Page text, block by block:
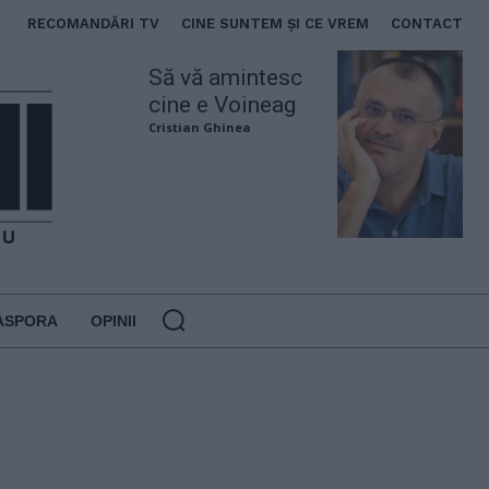
RECOMANDĂRI TV CINE SUNTEM ȘI CE VREM CONTACT
Să vă amintesc
cine e Voineag
Cristian Ghinea
OPINII